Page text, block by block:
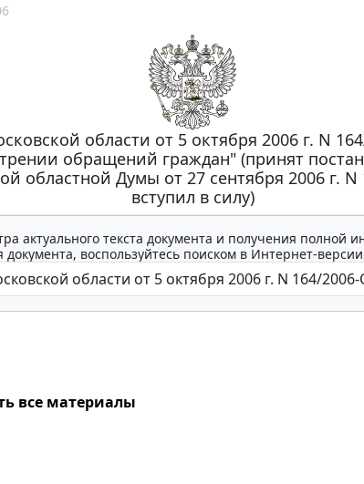
области от 5 октября 2006 г. N
обращений граждан" (принят
областной Думы от 27 сентября 2006 г. N
вступил в силу)
актуального текста документа и получения
воспользуйтесь поиском в Интернет-
все материалы